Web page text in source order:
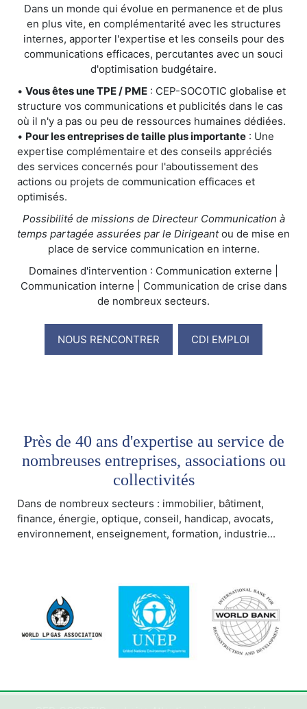
Dans un monde qui évolue en permanence et de plus
en plus vite, en complémentarité avec les structures
internes, apporter l'expertise et les conseils pour des
communications efficaces, percutantes avec un souci
d'optimisation budgétaire.
• Vous êtes une TPE / PME : CEP-SOCOTIC globalise et
structure vos communications et publicités dans le cas
où il n'y a pas ou peu de ressources humaines dédiées.
• Pour les entreprises de taille plus importante : Une
expertise complémentaire et des conseils appréciés
des services concernés pour l'aboutissement des
actions ou projets de communication efficaces et
optimisés.
Possibilité de missions de Directeur Communication à
temps partagée assurées par le Dirigeantou de mise en
place de service communication en interne.
Domaines d'intervention : Communication externe |
Communication interne | Communication de crise dans
de nombreux secteurs.
NOUS RENCONTRER CDI EMPLOI
Près de 40 ans d'expertise au service de
nombreuses entreprises, associations ou
collectivités
Dans de nombreux secteurs : immobilier, bâtiment,
finance, énergie, optique, conseil, handicap, avocats,
environnement, enseignement, formation, industrie...